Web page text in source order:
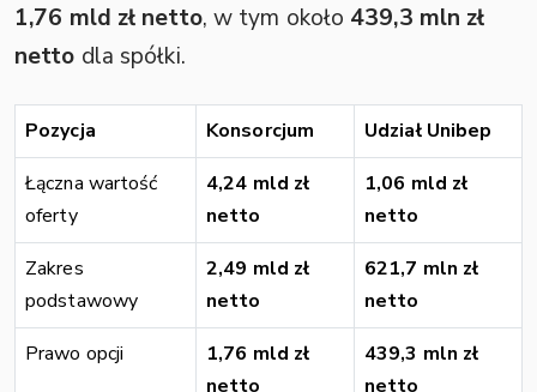
1,76 mld zł netto, w tym około 439,3 mln zł
netto dla spółki.
Pozycja Konsorcjum
Udział Unibep
Łączna wartość
oferty
4,24 mld zł
netto
1,06 mld zł
netto
Zakres
podstawowy
2,49 mld zł
netto
621,7 mln zł
netto
Prawo opcji
1,76 mld zł
netto
439,3 mln zł
netto